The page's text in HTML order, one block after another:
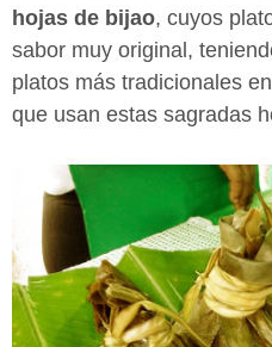
hojas de bijao, cuyos
sabor muy original,
platos más tradicionales
que usan estas sagradas